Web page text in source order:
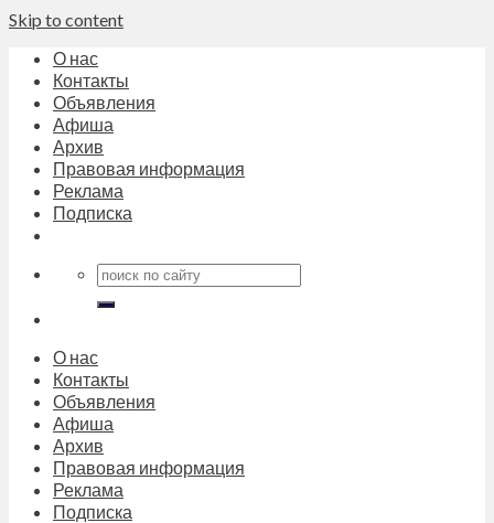
Skip to content
О нас
Контакты
Объявления
Афиша
Архив
Правовая информация
Реклама
Подписка
О нас
Контакты
Объявления
Афиша
Архив
Правовая информация
Реклама
Подписка